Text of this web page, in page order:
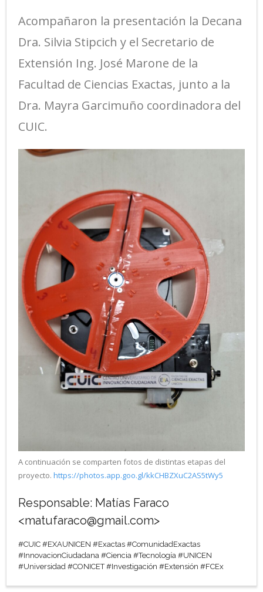
Acompañaron la presentación la Decana
Dra. Silvia Stipcich y el Secretario de
Extensión Ing. José Marone de la
Facultad de Ciencias Exactas, junto a la
Dra. Mayra Garcimuño coordinadora del
CUIC.
A continuación se comparten fotos de distintas etapas del
proyecto. https://photos.app.goo.gl/kkCHBZXuC2AS5tWy5
Responsable: Matías Faraco
<matufaraco@gmail.com>
#CUIC #EXAUNICEN #Exactas #ComunidadExactas
#InnovacionCiudadana #Ciencia #Tecnología #UNICEN
#Universidad #CONICET #Investigación #Extensión #FCEx